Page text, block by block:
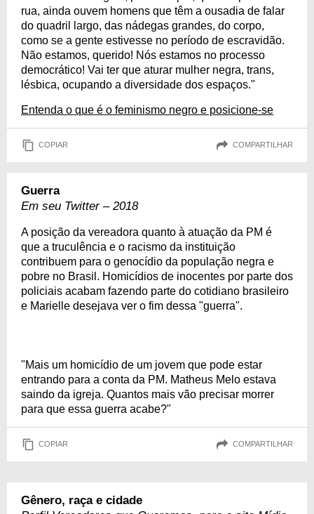
rua, ainda ouvem homens que têm a ousadia de falar
do quadril largo, das nádegas grandes, do corpo,
como se a gente estivesse no período de escravidão.
Não estamos, querido! Nós estamos no processo
democrático! Vai ter que aturar mulher negra, trans,
lésbica, ocupando a diversidade dos espaços."
Entenda o que é o feminismo negro e posicione-se
COPIAR COMPARTILHAR
Guerra
Em seu Twitter – 2018
A posição da vereadora quanto à atuação da PM é
que a truculência e o racismo da instituição
contribuem para o genocídio da população negra e
pobre no Brasil. Homicídios de inocentes por parte dos
policiais acabam fazendo parte do cotidiano brasileiro
e Marielle desejava ver o fim dessa "guerra".
"Mais um homicídio de um jovem que pode estar
entrando para a conta da PM. Matheus Melo estava
saindo da igreja. Quantos mais vão precisar morrer
para que essa guerra acabe?"
COPIAR COMPARTILHAR
Gênero, raça e cidade